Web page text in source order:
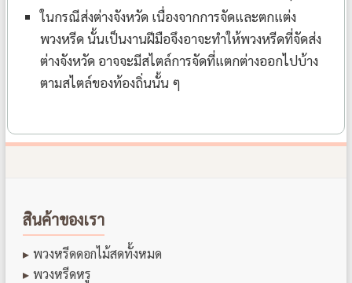
ในกรณีส่งต่างจังหวัด เนื่องจากการจัดและตกแต่ง
พวงหรีด นั้นเป็นงานฝีมือจึงอาจะทำให้พวงหรีดที่จัดส่ง
ต่างจังหวัด อาจจะมีสไตล์การจัดที่แตกต่างออกไปบ้าง
ตามสไตล์ของท้องถิ่นนั้น ๆ
สินค้าของเรา
พวงหรีดดอกไม้สดทั้งหมด
พวงหรีดหรู